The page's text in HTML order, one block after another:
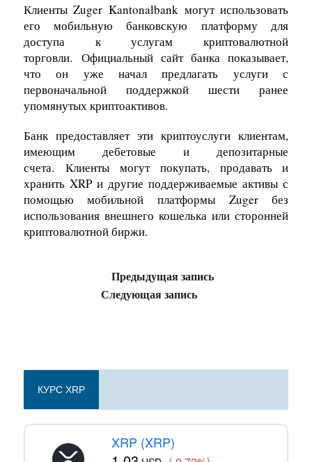
Клиенты Zuger Kantonalbank могут использовать
его мобильную банковскую платформу для
доступа к услугам криптовалютной
торговли. Официальный сайт банка показывает,
что он уже начал предлагать услуги с
первоначальной поддержкой шести ранее
упомянутых криптоактивов.
Банк предоставляет эти криптоуслуги клиентам,
имеющим дебетовые и депозитарные
счета. Клиенты могут покупать, продавать и
хранить XRP и другие поддерживаемые активы с
помощью мобильной платформы Zuger без
использования внешнего кошелька или сторонней
криптовалютной биржи.
Предыдущая запись
Следующая запись
КУРС XRP
XRP (XRP)